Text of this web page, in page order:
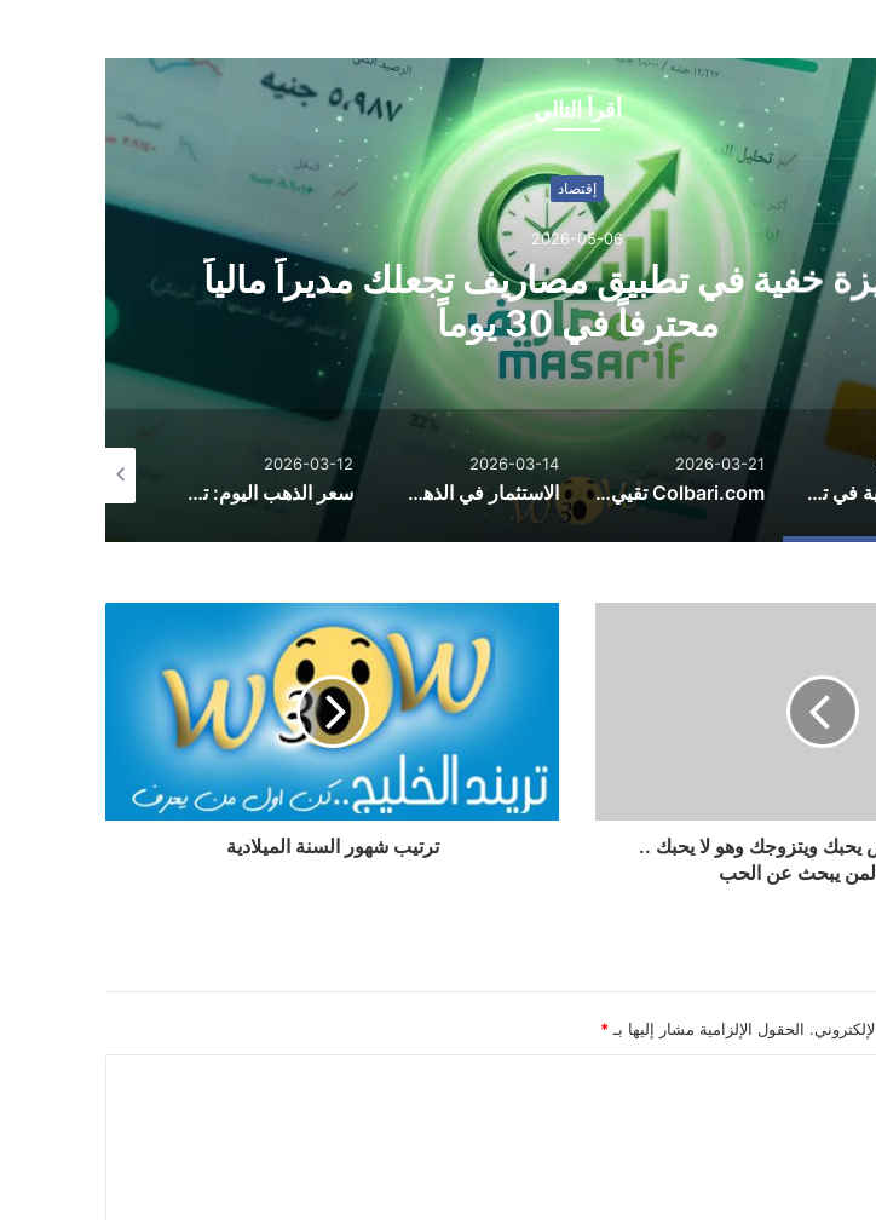
أقرأ التالي
إقتصاد
2026-05-06
ميزة خفية في تطبيق مصاريف تجعلك مديراً مالياً
محترفاً في 30 يوماً
15 ميزة خفية في تطبيق مصاريف تجعلك مديراً مالياً محترفاً في 30 يوماً
2026-03-21
Colbari.com تقيي: رؤى حول الحسابات والأدوات والتكنولوجيا
2026-03-14
الاستثمار في الذهب: كيف تكتسح تقلبات الأسواق وتحقق أعلى عائد في أوقات الأزمات
2026-03-12
سعر الذهب اليوم: تحديث لحظي شامل لأسعار الذهب عالمياً وفي مصر والسعودية مع توقعات 2026
2026-02-15
ويتزوجك وهو لا يحبك ..
لمن يبحث عن الحب
ترتيب شهور السنة الميلادية
الحقول الإلزامية مشار إليها بـ *